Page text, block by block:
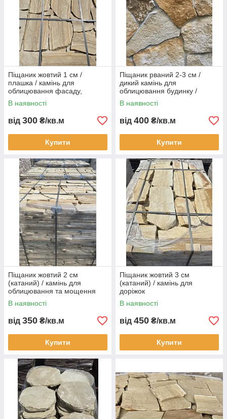
Піщаник жовтий 1 см /
плашка / камінь для
облицювання фасаду,
цоколя, стін
В наявності
від 300 ₴/кв.м
Купити
Піщаник рваний 2-3 см /
дикий камінь для
облицювання будинку /
плашка плитняк
В наявності
від 400 ₴/кв.м
Купити
Піщаник жовтий 2 см
(катаний) / камінь для
облицювання та мощення
В наявності
від 350 ₴/кв.м
Купити
Піщаник жовтий 3 см
(катаний) / камінь для
доріжок
В наявності
від 450 ₴/кв.м
Купити